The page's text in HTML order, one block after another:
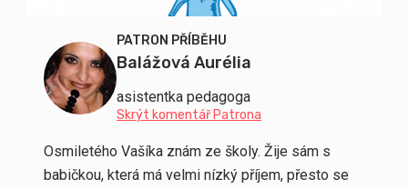
PATRON PŘÍBĚHU
Balážová Aurélia
asistentka pedagoga
Skrýt komentář Patrona
Osmiletého Vašíka znám ze školy. Žije sám s
babičkou, která má velmi nízký příjem, přesto se